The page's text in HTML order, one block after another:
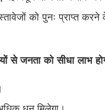
को पुनः प्राप्त
से जनता को सीधा लाभ